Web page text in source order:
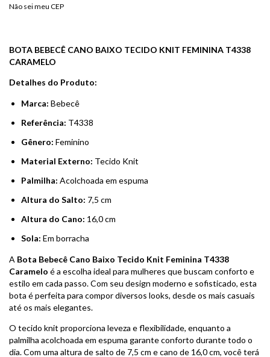
Não sei meu CEP
BOTA BEBECÊ CANO BAIXO TECIDO KNIT FEMININA T4338
CARAMELO
Detalhes do Produto:
Marca: Bebecê
Referência: T4338
Gênero: Feminino
Material Externo: Tecido Knit
Palmilha: Acolchoada em espuma
Altura do Salto: 7,5 cm
Altura do Cano: 16,0 cm
Sola: Em borracha
A Bota Bebecê Cano Baixo Tecido Knit Feminina T4338
Caramelo é a escolha ideal para mulheres que buscam conforto e
estilo em cada passo. Com seu design moderno e sofisticado, esta
bota é perfeita para compor diversos looks, desde os mais casuais
até os mais elegantes.
O tecido knit proporciona leveza e flexibilidade, enquanto a
palmilha acolchoada em espuma garante conforto durante todo o
dia. Com uma altura de salto de 7,5 cm e cano de 16,0 cm, você terá